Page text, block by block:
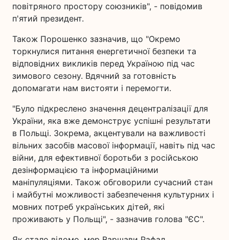
повітряного простору союзників", - повідомив
п'ятий президент.
Також Порошенко зазначив, що "Окремо
торкнулися питання енергетичної безпеки та
відповідних викликів перед Україною під час
зимового сезону. Вдячний за готовність
допомагати нам вистояти і перемогти.
"Було підкреслено значення децентралізації для
України, яка вже демонструє успішні результати
в Польщі. Зокрема, акцентували на важливості
вільних засобів масової інформації, навіть під час
війни, для ефективної боротьби з російською
дезінформацією та інформаційними
маніпуляціями. Також обговорили сучасний стан
і майбутні можливості забезпечення культурних і
мовних потреб українських дітей, які
проживають у Польщі", - зазначив голова "ЄС".